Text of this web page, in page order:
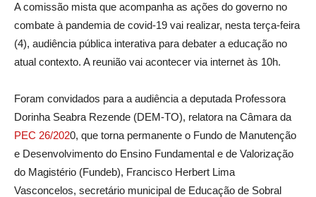
A comissão mista que acompanha as ações do governo no
combate à pandemia de covid-19 vai realizar, nesta terça-feira
(4), audiência pública interativa para debater a educação no
atual contexto. A reunião vai acontecer via internet às 10h.
Foram convidados para a audiência a deputada Professora
Dorinha Seabra Rezende (DEM-TO), relatora na Câmara da
PEC 26/2020, que torna permanente o Fundo de Manutenção
e Desenvolvimento do Ensino Fundamental e de Valorização
do Magistério (Fundeb), Francisco Herbert Lima
Vasconcelos, secretário municipal de Educação de Sobral